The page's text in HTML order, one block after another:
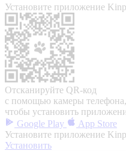
Установите приложение
Отсканируйте QR-код
с помощью камеры телефона,
чтобы установить
Google Play
App Store
Установите приложение
Установить